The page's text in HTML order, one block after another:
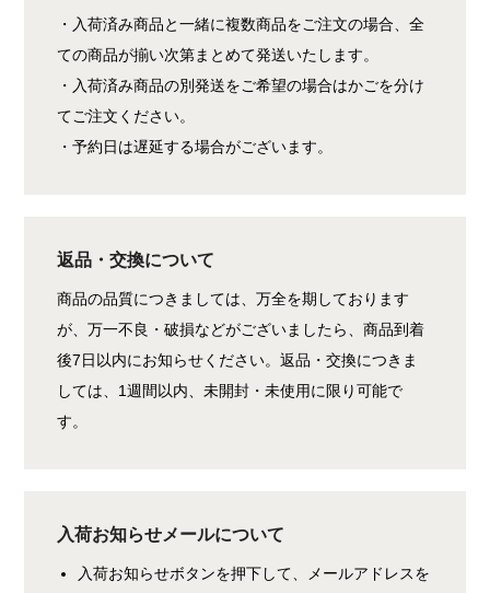
・入荷済み商品と一緒に複数商品をご注文の場合、全
ての商品が揃い次第まとめて発送いたします。
・入荷済み商品の別発送をご希望の場合はかごを分け
てご注文ください。
・予約日は遅延する場合がございます。
返品・交換について
商品の品質につきましては、万全を期しております
が、万一不良・破損などがございましたら、商品到着
後7日以内にお知らせください。返品・交換につきま
しては、1週間以内、未開封・未使用に限り可能で
す。
入荷お知らせメールについて
入荷お知らせボタンを押下して、メールアドレスを